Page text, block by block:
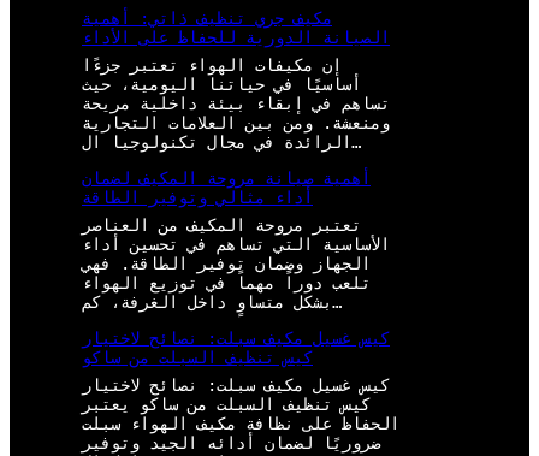
مكيف جري تنظيف ذاتي: أهمية
الصيانة الدورية للحفاظ على الأداء
إن مكيفات الهواء تعتبر جزءًا
أساسيًا في حياتنا اليومية، حيث
تساهم في إبقاء بيئة داخلية مريحة
ومنعشة. ومن بين العلامات التجارية
الرائدة في مجال تكنولوجيا ال…
أهمية صيانة مروحة المكيف لضمان
أداء مثالي وتوفير الطاقة
تعتبر مروحة المكيف من العناصر
الأساسية التي تساهم في تحسين أداء
الجهاز وضمان توفير الطاقة. فهي
تلعب دوراً مهماً في توزيع الهواء
بشكل متساوٍ داخل الغرفة، كم…
كيس غسيل مكيف سبلت: نصائح لاختيار
كيس تنظيف السبلت من ساكو
كيس غسيل مكيف سبلت: نصائح لاختيار
كيس تنظيف السبلت من ساكو يعتبر
الحفاظ على نظافة مكيف الهواء سبلت
ضروريًا لضمان أدائه الجيد وتوفير